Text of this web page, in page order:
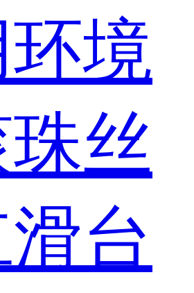
环境
丝
台